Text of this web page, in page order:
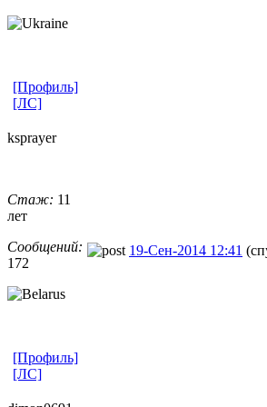
[Профиль]
[ЛС]
ksprayer
Стаж: 11
лет
Сообщений:
172
19-Сен-2014 12:41
[Профиль]
[ЛС]